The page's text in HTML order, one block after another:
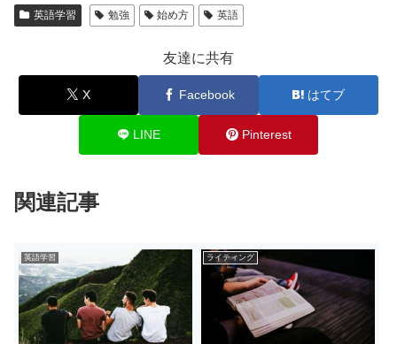
英語学習 勉強 始め方 英語
友達に共有
X Facebook はてブ
LINE Pinterest
関連記事
英語学習 ライティング